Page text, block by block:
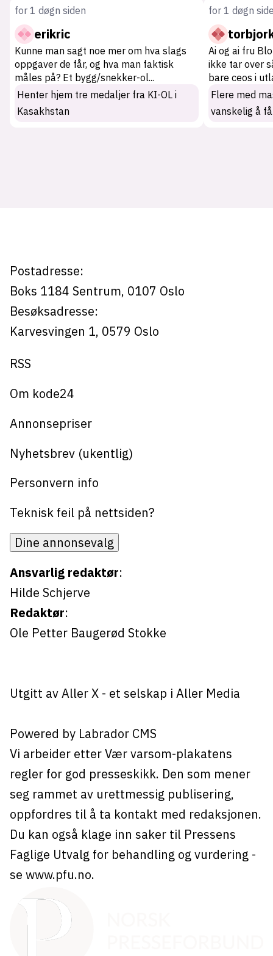
for 1 døgn siden
erikric
Kunne man sagt noe mer om hva slags
oppgaver de får, og hva man faktisk
måles på? Et bygg/snekker-ol...
Henter hjem tre medaljer fra KI-OL i
Kasakhstan
for 1 døgn
Ai og ai fru
ikke tar over
bare ceos i
Flere med
vanskelig å
Postadresse:
Boks 1184 Sentrum, 0107 Oslo
Besøksadresse:
Karvesvingen 1, 0579 Oslo
RSS
Om kode24
Annonsepriser
Nyhetsbrev (ukentlig)
Personvern info
Teknisk feil på nettsiden?
Dine annonsevalg
Ansvarlig redaktør:
Hilde Schjerve
Redaktør:
Ole Petter Baugerød Stokke
Utgitt av Aller X- et selskap i Aller Media
Powered by Labrador CMS
Vi arbeider etter Vær varsom-plakatens
regler for god presseskikk. Den som mener
seg rammet av urettmessig publisering,
oppfordres til å ta kontakt med redaksjonen.
Du kan også klage inn saker til Pressens
Faglige Utvalg for behandling og vurdering -
se www.pfu.no.